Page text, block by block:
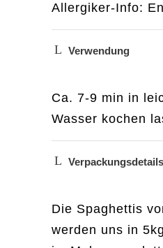
Allergiker-Info:
Verwendung
Ca. 7-9 min in
Wasser kochen
Verpackungsdetails
Die Spaghettis
werden uns in